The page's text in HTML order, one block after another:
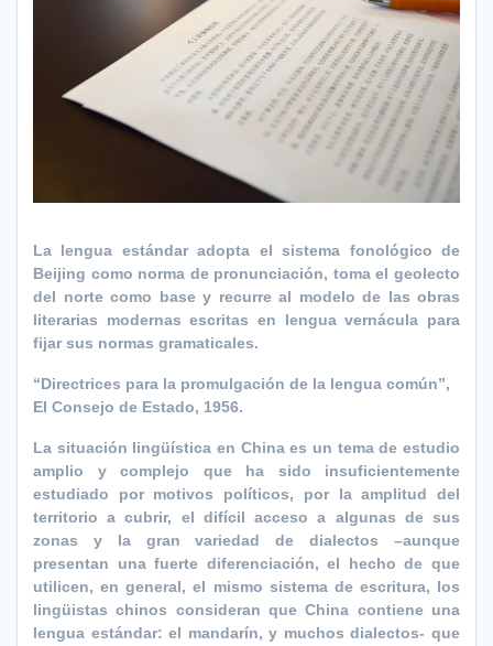
La lengua estándar adopta el sistema fonológico de
Beijing como norma de pronunciación, toma el geolecto
del norte como base y recurre al modelo de las obras
literarias modernas escritas en lengua vernácula para
fijar sus normas gramaticales.
“Directrices para la promulgación de la lengua común”,
El Consejo de Estado, 1956.
La situación lingüística en China es un tema de estudio
amplio y complejo que ha sido insuficientemente
estudiado por motivos políticos, por la amplitud del
territorio a cubrir, el difícil acceso a algunas de sus
zonas y la gran variedad de dialectos –aunque
presentan una fuerte diferenciación, el hecho de que
utilicen, en general, el mismo sistema de escritura, los
lingüistas chinos consideran que China contiene una
lengua estándar: el mandarín, y muchos dialectos- que